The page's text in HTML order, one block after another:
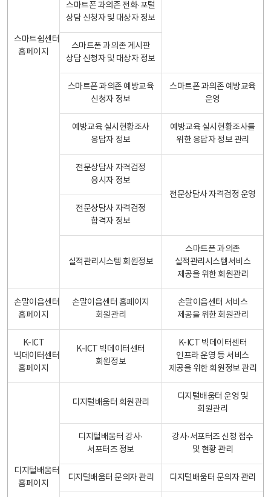
스마트쉼센터
홈페이지
스마트폰 과의존 전화·포털
상담 신청자 및 대상자 정보
스마트폰 과의존 게시판
상담 신청자 및 대상자 정보
스마트폰 과의존 예방교육
신청자 정보
스마트폰 과의존 예방교육
운영
예방교육 실시현황조사
응답자 정보
예방교육 실시현황조사를
위한 응답자 정보 관리
전문상담사 자격검정
응시자 정보
전문상담사 자격검정 운영
전문상담사 자격검정
합격자 정보
실적관리시스템 회원정보
스마트폰 과의존
실적관리시스템서비스
제공을 위한 회원관리
손말이음센터
홈페이지
손말이음센터 홈페이지
회원관리
손말이음센터 서비스
제공을 위한 회원관리
K-ICT
빅데이터센터
홈페이지
K-ICT 빅데이터센터
회원정보
K-ICT 빅데이터센터
인프라 운영 등 서비스
제공을 위한 회원정보 관리
디지털배움터
홈페이지
디지털배움터 회원관리
디지털배움터 운영 및
회원관리
디지털배움터 강사·
서포터즈 정보
강사·서포터즈 신청 접수
및 현황 관리
디지털배움터 문의자 관리 디지털배움터 문의자 관리